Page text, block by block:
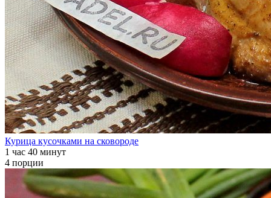
Курица кусочками на сковороде
1 час 40 минут
4 порции